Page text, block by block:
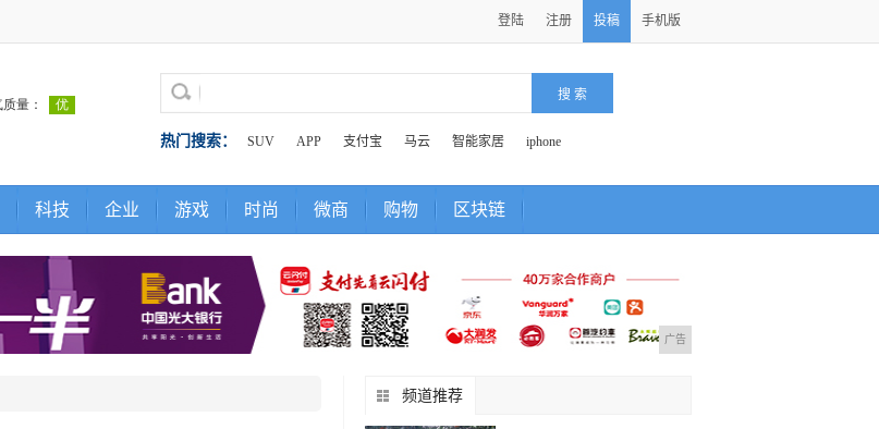
登陆 注册 投稿 手机版
热门搜索： SUV APP 支付宝 马云 智能家居 iphone
科技 企业 游戏 时尚 微商 购物 区块链
广告
频道推荐